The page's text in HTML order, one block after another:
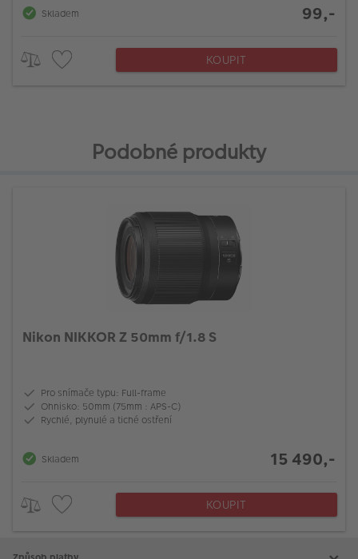
Skladem 99,-
KOUPIT
Podobné produkty
Nikon NIKKOR Z 50mm f/1.8 S
Pro snímače typu: Full-frame
Ohnisko: 50mm (75mm : APS-C)
Rychlé, plynulé a tiché ostření
Skladem 15 490,-
KOUPIT